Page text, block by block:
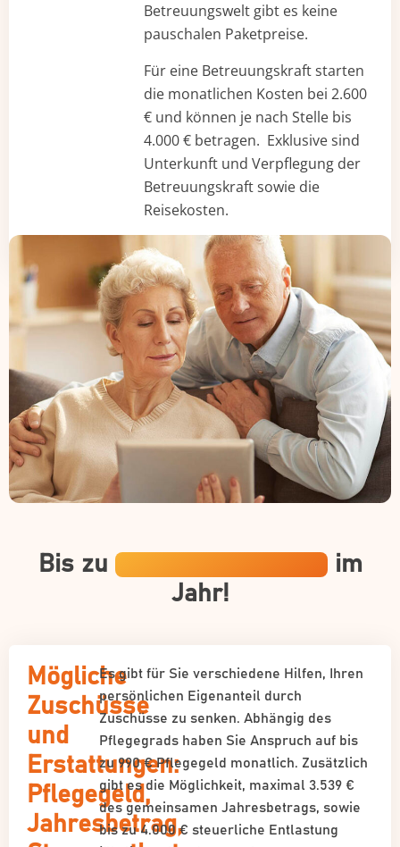
Betreuungswelt gibt es keine
pauschalen Paketpreise.
Für eine Betreuungskraft starten
die monatlichen Kosten bei 2.600
€ und können je nach Stelle bis
4.000 € betragen. Exklusive sind
Unterkunft und Verpflegung der
Betreuungskraft sowie die
Reisekosten.
Bis zu 19.419 € Zuschüsseim
Jahr!
Mögliche
Zuschüsse
und
Erstattungen:
Pflegegeld,
Jahresbetrag,
Es gibt für Sie verschiedene Hilfen, Ihren
persönlichen Eigenanteil durch
Zuschüsse zu senken. Abhängig des
Pflegegrads haben Sie Anspruch auf bis
zu 990 € Pflegegeld monatlich. Zusätzlich
gibt es die Möglichkeit, maximal 3.539 €
des gemeinsamen Jahresbetrags, sowie
bis zu 4.000 € steuerliche Entlastung